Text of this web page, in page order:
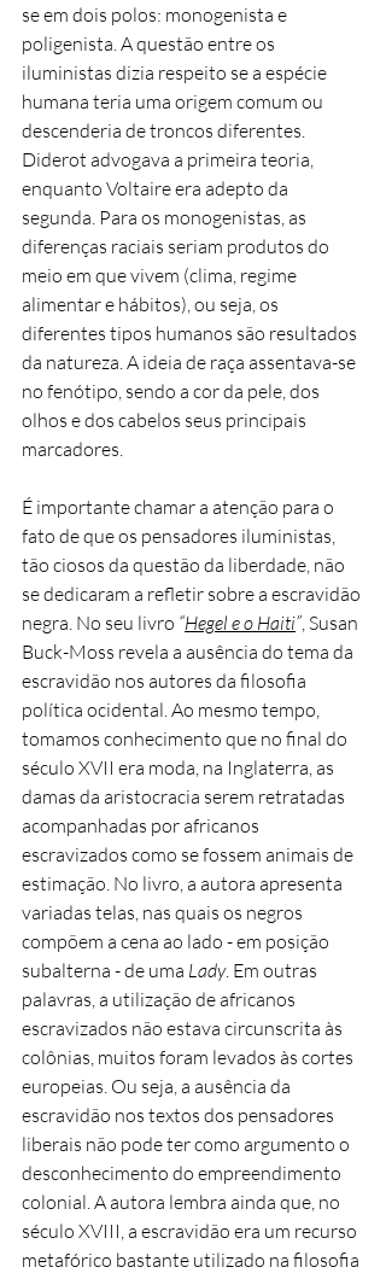
se em dois polos: monogenista e
poligenista. A questão entre os
iluministas dizia respeito se a espécie
humana teria uma origem comum ou
descenderia de troncos diferentes.
Diderot advogava a primeira teoria,
enquanto Voltaire era adepto da
segunda. Para os monogenistas, as
diferenças raciais seriam produtos do
meio em que vivem (clima, regime
alimentar e hábitos), ou seja, os
diferentes tipos humanos são resultados
da natureza. A ideia de raça assentava-se
no fenótipo, sendo a cor da pele, dos
olhos e dos cabelos seus principais
marcadores.
É importante chamar a atenção para o
fato de que os pensadores iluministas,
tão ciosos da questão da liberdade, não
se dedicaram a refletir sobre a escravidão
negra. No seu livro “Hegel e o Haiti”, Susan
Buck-Moss revela a ausência do tema da
escravidão nos autores da filosofia
política ocidental. Ao mesmo tempo,
tomamos conhecimento que no final do
século XVII era moda, na Inglaterra, as
damas da aristocracia serem retratadas
acompanhadas por africanos
escravizados como se fossem animais de
estimação. No livro, a autora apresenta
variadas telas, nas quais os negros
compõem a cena ao lado - em posição
subalterna - de uma Lady. Em outras
palavras, a utilização de africanos
escravizados não estava circunscrita às
colônias, muitos foram levados às cortes
europeias. Ou seja, a ausência da
escravidão nos textos dos pensadores
liberais não pode ter como argumento o
desconhecimento do empreendimento
colonial. A autora lembra ainda que, no
século XVIII, a escravidão era um recurso
metafórico bastante utilizado na filosofia